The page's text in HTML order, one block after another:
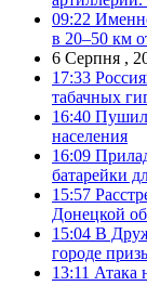
09:22
в 20–50 км
6 Серпня ,
17:33
табачных
16:40
населения
16:09
батарейки
15:57
Донецкой
15:04 В
городе
13:11 Атака